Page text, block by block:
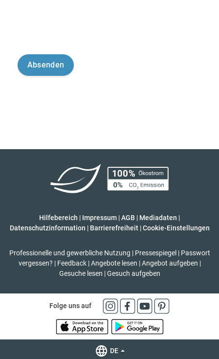
Hilfebereich | Impressum |AGB | Mediadaten |
Datenschutzinformation | Barrierefreiheit | Cookie-Einstellungen
Professionelle und gewerbliche Nutzung | Pressespiegel | Passwort
vergessen? | Feedback | Angebote lesen | Angebot aufgeben |
Gesuche lesen | Gesuch aufgeben
Folge uns auf
DE